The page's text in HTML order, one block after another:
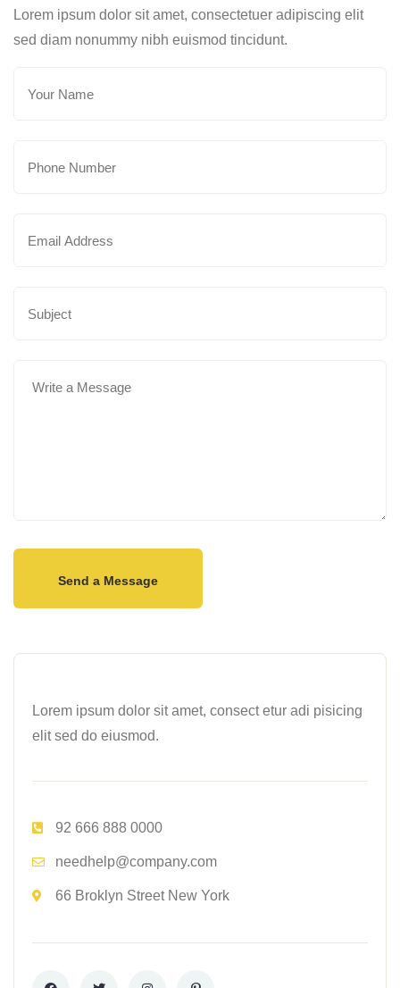
Lorem ipsum dolor sit amet, consectetuer adipiscing elit
sed diam nonummy nibh euismod tincidunt.
Lorem ipsum dolor sit amet, consect etur adi pisicing
elit sed do eiusmod.
92 666 888 0000
needhelp@company.com
66 Broklyn Street New York